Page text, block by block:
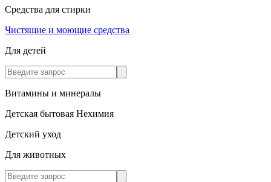
Средства для стирки
Чистящие и моющие средства
Для детей
Витамины и минералы
Детская бытовая Нехимия
Детский уход
Для животных